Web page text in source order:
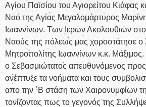
Αγίου Παϊσίου του Αγιορείτου Κιάφας
Ναό της Αγίας Μεγαλομάρτυρος
Ιωαννίνων. Των Ιερών Ακολουθιών
Ναούς της πόλεως μας χοροστάτησε ο
Μητροπολίτης Ιωαννίνων κ.κ.
ο Σεβασμιώτατος απευθυνόμενος προς
ανέπτυξε τα νοήματα και τους
απο την ΄Β στάση των Χαιρονυμφίων
τονίζοντας πως το γεγονός της